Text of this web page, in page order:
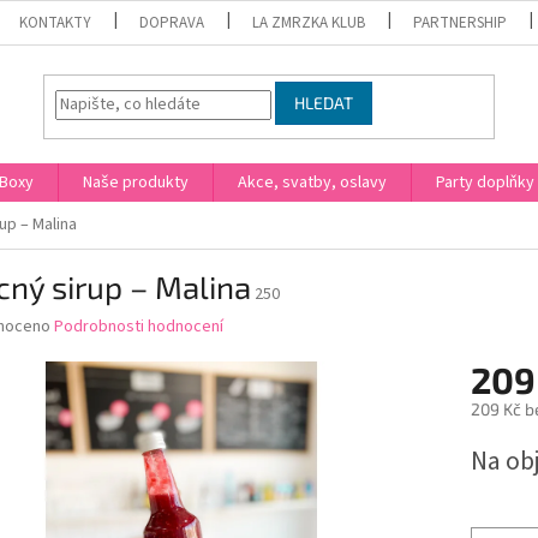
KONTAKTY DOPRAVA LA ZMRZKA KLUB PARTNERSHIP
HLEDAT
Boxy Naše produkty Akce, svatby, oslavy
Party doplňky
– Malina
sirup – Malina 250
Podrobnosti hodnocení
209 Kč
cena:
Na